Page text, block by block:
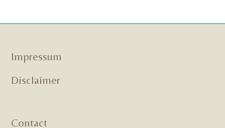
Impressum
Disclaimer
Contact